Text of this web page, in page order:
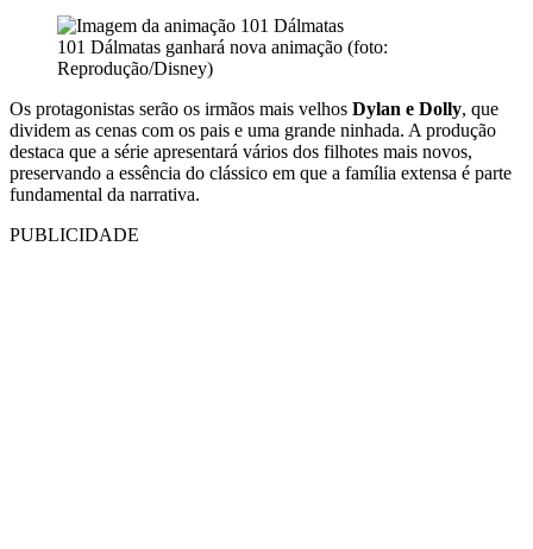
101 Dálmatas ganhará nova animação (foto:
Reprodução/Disney)
Os protagonistas serão os irmãos mais velhos Dylan e Dolly, que
dividem as cenas com os pais e uma grande ninhada. A produção
destaca que a série apresentará vários dos filhotes mais novos,
preservando a essência do clássico em que a família extensa é parte
fundamental da narrativa.
PUBLICIDADE